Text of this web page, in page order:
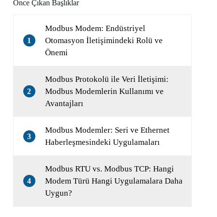
Önce Çıkan Başlıklar
1
Modbus Modem: Endüstriyel
Otomasyon İletişimindeki Rolü ve
Önemi
2
Modbus Protokolü ile Veri İletişimi:
Modbus Modemlerin Kullanımı ve
Avantajları
3
Modbus Modemler: Seri ve Ethernet
Haberleşmesindeki Uygulamaları
4
Modbus RTU vs. Modbus TCP: Hangi
Modem Türü Hangi Uygulamalara Daha
Uygun?